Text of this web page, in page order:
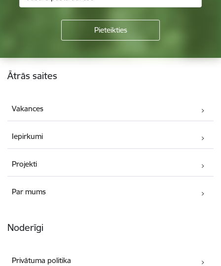
Kājene
Ātrās saites
Vakances
Iepirkumi
Projekti
Par mums
Noderīgi
Privātuma politika